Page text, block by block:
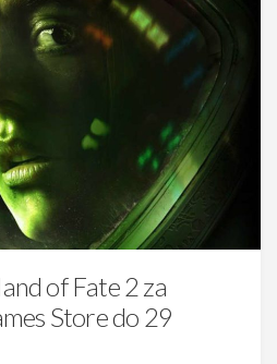
of Fate 2 za
Store do 29